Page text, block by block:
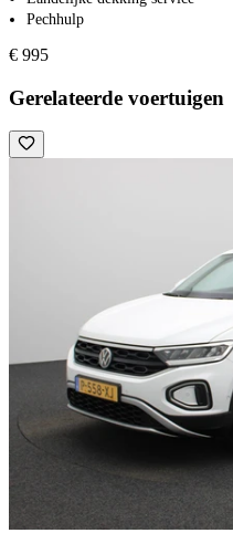
Pechhulp
€ 995
Gerelateerde voertuigen